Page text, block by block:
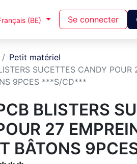
(BE) Se connecter
Petit matériel
SUCETTES CANDY POUR
9PCES ***S/CD***
BLISTERS
27
BÂTONS